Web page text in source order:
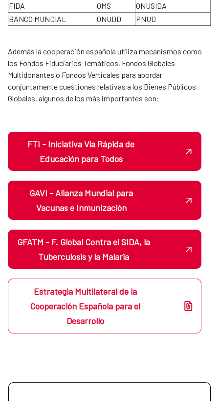
FIDA
OMS ONUSIDA
BANCO MUNDIAL
ONUDD PNUD
Además la cooperación española utiliza mecanismos como
los Fondos Fiduciarios Temáticos, Fondos Globales
Multidonantes o Fondos Verticales para abordar
conjuntamente cuestiones relativas a los Bienes Públicos
Globales, algunos de los más importantes son:
FTI - Iniciativa Vía Rápida de
Educación para Todos
GAVI - Alianza Mundial para
Vacunas e Inmunización
GFATM - F. Global Contra el SIDA, la
Tuberculosis y la Malaria
Estrategia Multilateral de la
Cooperación Española para el
Desarrollo